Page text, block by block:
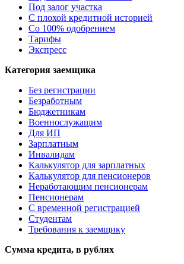
Под залог участка
С плохой кредитной историей
Со 100% одобрением
Тарифы
Экспресс
Категория заемщика
Без регистрации
Безработным
Бюджетникам
Военнослужащим
Для ИП
Зарплатным
Инвалидам
Калькулятор для зарплатных
Калькулятор для пенсионеров
Неработающим пенсионерам
Пенсионерам
С временной регистрацией
Студентам
Требования к заемщику
Сумма кредита, в рублях